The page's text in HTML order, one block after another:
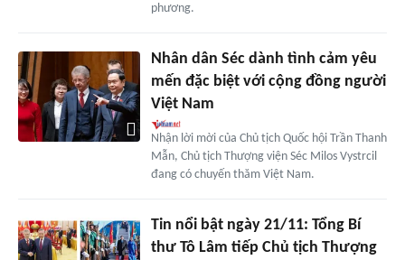
phương.
Nhân dân Séc dành tình cảm yêu
mến đặc biệt với cộng đồng người
Việt Nam
Nhận lời mời của Chủ tịch Quốc hội Trần Thanh
Mẫn, Chủ tịch Thượng viện Séc Milos Vystrcil
đang có chuyến thăm Việt Nam.
Tin nổi bật ngày 21/11: Tổng Bí
thư Tô Lâm tiếp Chủ tịch Thượng